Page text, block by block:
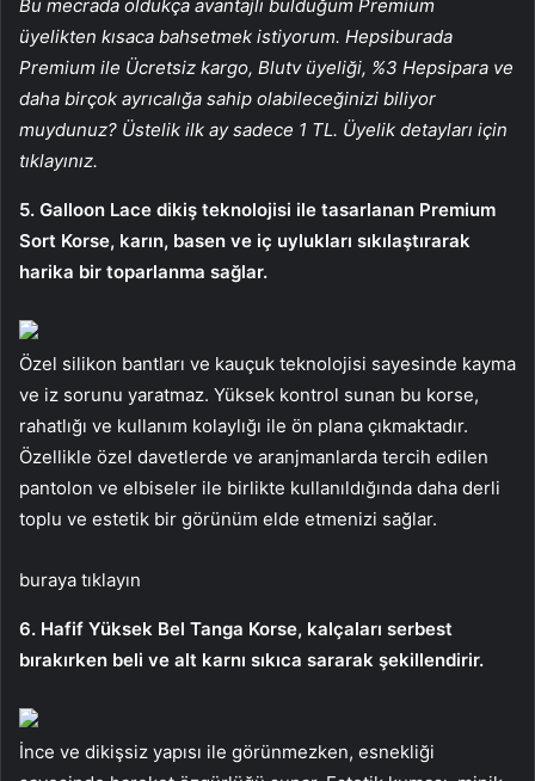
Bu mecrada oldukça avantajlı bulduğum Premium
üyelikten kısaca bahsetmek istiyorum. Hepsiburada
Premium ile Ücretsiz kargo, Blutv üyeliği, %3 Hepsipara ve
daha birçok ayrıcalığa sahip olabileceğinizi biliyor
muydunuz? Üstelik ilk ay sadece 1 TL. Üyelik detayları için
tıklayınız.
5. Galloon Lace dikiş teknolojisi ile tasarlanan Premium
Sort Korse, karın, basen ve iç uylukları sıkılaştırarak
harika bir toparlanma sağlar.
Özel silikon bantları ve kauçuk teknolojisi sayesinde kayma
ve iz sorunu yaratmaz. Yüksek kontrol sunan bu korse,
rahatlığı ve kullanım kolaylığı ile ön plana çıkmaktadır.
Özellikle özel davetlerde ve aranjmanlarda tercih edilen
pantolon ve elbiseler ile birlikte kullanıldığında daha derli
toplu ve estetik bir görünüm elde etmenizi sağlar.
buraya tıklayın
6. Hafif Yüksek Bel Tanga Korse, kalçaları serbest
bırakırken beli ve alt karnı sıkıca sararak şekillendirir.
İnce ve dikişsiz yapısı ile görünmezken, esnekliği